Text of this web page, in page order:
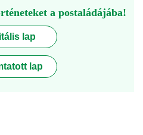
a postaládájába!
lap
lap